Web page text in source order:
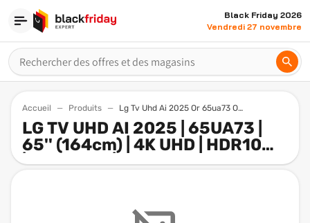
Black Friday 2026
Vendredi 27 novembre
Accueil Produits Lg Tv Uhd Ai 2025 Or 65ua73 Or 65 164cm Or 4k Uhd Or Hdr10 Orwebos 25 Or Alexa Google Assistant Or Netflix
LG TV UHD AI 2025 | 65UA73 |
65'' (164cm) | 4K UHD | HDR10
|webOS 25 | Alexa, Google